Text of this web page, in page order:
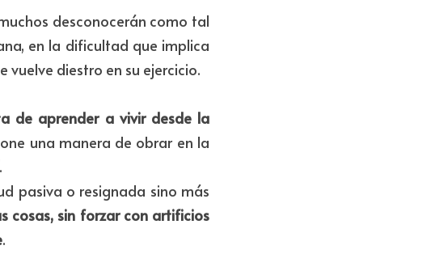
desconocerán como tal
en la dificultad que implica
vuelve diestro en su ejercicio.
de aprender a vivir desde la
una manera de obrar en la
pasiva o resignada sino más
cosas, sin forzar con artificios
.